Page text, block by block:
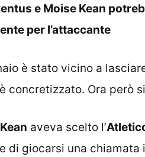
e Moise Kean
per l’attaccante
è stato vicino a
concretizzato. Ora però
Kean aveva scelto l’
di giocarsi una